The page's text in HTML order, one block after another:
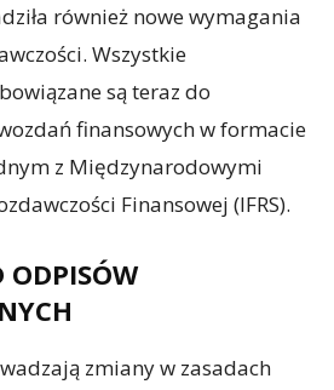
również nowe wymagania
Wszystkie
są teraz do
finansowych w formacie
z Międzynarodowymi
Finansowej (IFRS).
ODPISÓW
zmiany w zasadach